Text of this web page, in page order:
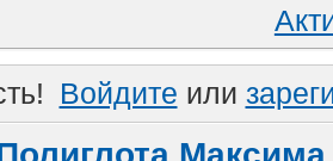
Войдите или